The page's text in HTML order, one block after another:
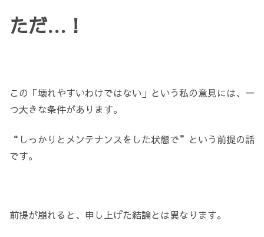
ただ…！
この「壊れやすいわけではない」という私の意見には、一
つ大きな条件があります。
“しっかりとメンテナンスをした状態で”という前提の話
です。
前提が崩れると、申し上げた結論とは異なります。